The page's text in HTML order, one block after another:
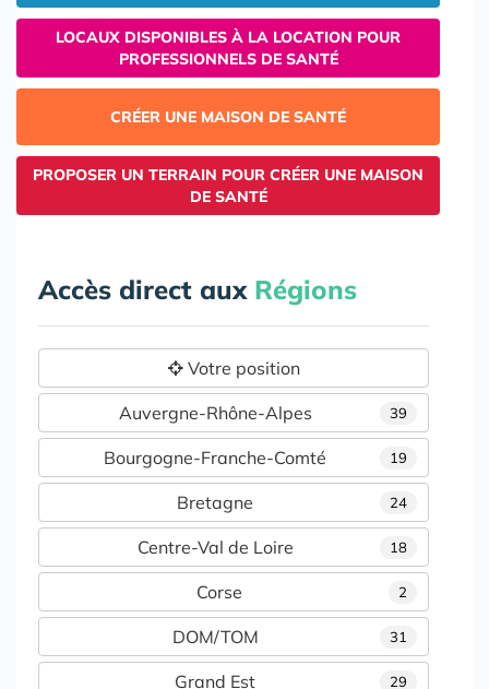
LOCAUX DISPONIBLES À LA LOCATION POUR
PROFESSIONNELS DE SANTÉ
CRÉER UNE MAISON DE SANTÉ
PROPOSER UN TERRAIN POUR CRÉER UNE MAISON
DE SANTÉ
Accès direct aux Régions
Votre position
39
Auvergne-Rhône-Alpes
19
Bourgogne-Franche-Comté
24
Bretagne
18
Centre-Val de Loire
2
Corse
31
DOM/TOM
29
Grand Est